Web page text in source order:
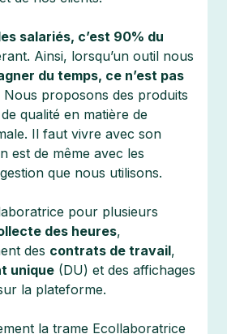
salariés, c’est 90% du
Ainsi, lorsqu’un outil nous
du temps, ce n’est pas
Nous proposons des produits
qualité en matière de
Il faut vivre avec son
est de même avec les
que nous utilisons.
pour plusieurs
des heures,
des contrats de travail,
unique (DU) et des affichages
la plateforme.
la trame Ecollaboratrice